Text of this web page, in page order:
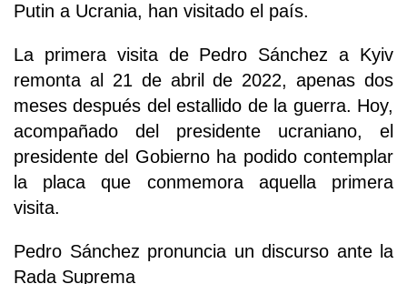
Putin a Ucrania, han visitado el país.
La primera visita de Pedro Sánchez a Kyiv
remonta al 21 de abril de 2022, apenas dos
meses después del estallido de la guerra. Hoy,
acompañado del presidente ucraniano, el
presidente del Gobierno ha podido contemplar
la placa que conmemora aquella primera
visita.
Pedro Sánchez pronuncia un discurso ante la
Rada Suprema